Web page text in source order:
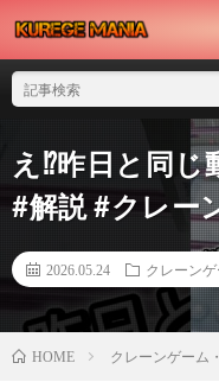
え⁉️昨日と同じ
#解説 #クレー
2026.05.24 クレーン
HOME クレーンゲーム